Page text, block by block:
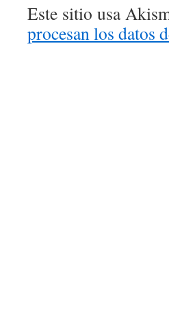
Este sitio usa
procesan los datos